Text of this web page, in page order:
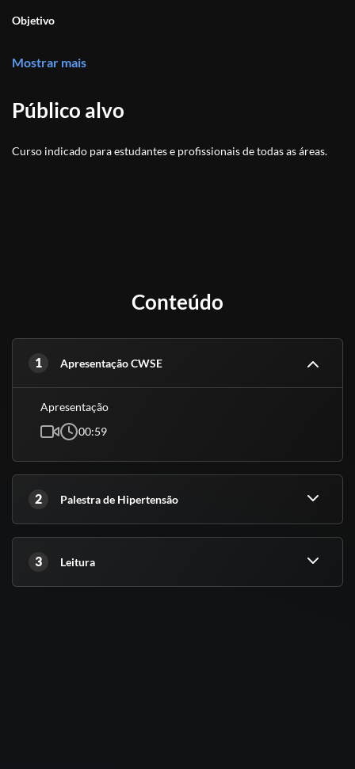
Objetivo
explicando como reconhecer a hipertensão e algumas de suas
Mostrar mais
Público alvo
Curso indicado para estudantes e profissionais de todas as áreas.
Conteúdo
1 Apresentação CWSE
Apresentação
00:59
2 Palestra de Hipertensão
3 Leitura